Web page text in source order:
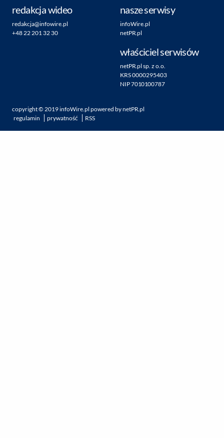
redakcja wideo
redakcja@infowire.pl
+48 22 201 32 30
nasze serwisy
infoWire.pl
netPR.pl
właściciel serwisów
netPR.pl sp. z o.o.
KRS 0000295403
NIP 7010100787
copyright ©2019infoWire.pl powered bynetPR.pl
regulamin
prywatność RSS